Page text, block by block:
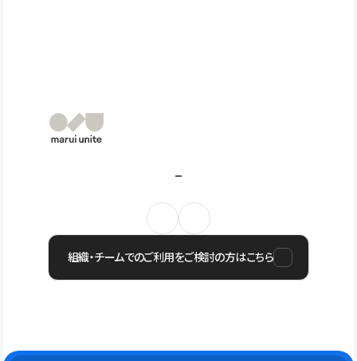
組織・チームでのご利用をご検討の方はこちら